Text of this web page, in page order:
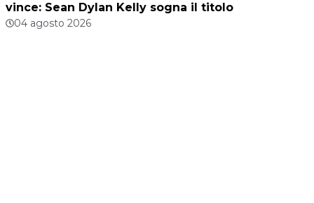
vince: Sean Dylan Kelly sogna il titolo
04 agosto 2026